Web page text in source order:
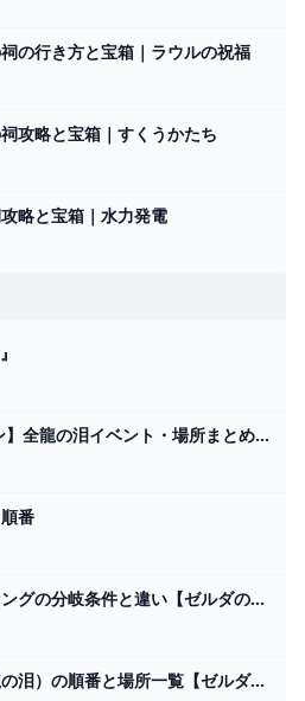
の行き方と宝箱｜ラウルの祝福
攻略と宝箱｜すくうかたち
略と宝箱｜水力発電
【ゼルダの伝説 ティアキン】全龍の泪イベント・場所まとめ（地上絵）【ゼルダの伝説 ティアーズオブザキングダム】【ティアキン】【totk】【ゼルダ】 - YouTube
番
【ティアキン】真エンディングの分岐条件と違い【ゼルダの伝説ティアーズオブザキングダム】 - ゲームウィズ
【ティアキン】地上絵（龍の泪）の順番と場所一覧【ゼルダの伝説ティアーズオブザキングダム】 - ゲームウィズ